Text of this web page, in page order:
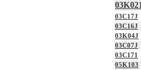
03C17J
03C16J
03K04J
03C07J
03C171
05K103